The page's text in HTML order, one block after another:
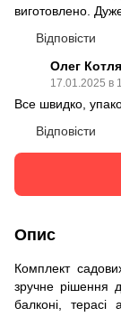
виготовлено.
Відповісти
Олег
17.01.2025 в
Все швидко,
Відповісти
Опис
Комплект
зручне рішення
балконі, терасі